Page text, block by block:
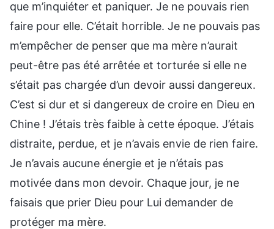
que m’inquiéter et paniquer. Je ne pouvais rien
faire pour elle. C’était horrible. Je ne pouvais pas
m’empêcher de penser que ma mère n’aurait
peut-être pas été arrêtée et torturée si elle ne
s’était pas chargée d’un devoir aussi dangereux.
C’est si dur et si dangereux de croire en Dieu en
Chine ! J’étais très faible à cette époque. J’étais
distraite, perdue, et je n’avais envie de rien faire.
Je n’avais aucune énergie et je n’étais pas
motivée dans mon devoir. Chaque jour, je ne
faisais que prier Dieu pour Lui demander de
protéger ma mère.